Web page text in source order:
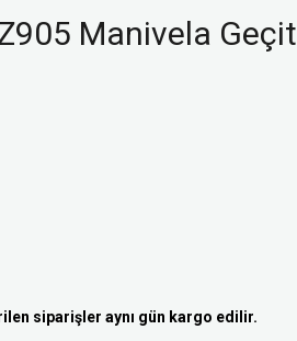
Manivela
siparişler aynı gün kargo edilir.